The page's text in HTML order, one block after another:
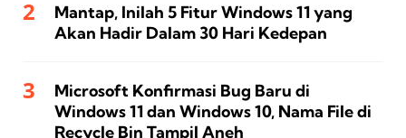
Mantap, Inilah 5 Fitur Windows 11 yang
Akan Hadir Dalam 30 Hari Kedepan
Microsoft Konfirmasi Bug Baru di
Windows 11 dan Windows 10, Nama File di
Recycle Bin Tampil Aneh